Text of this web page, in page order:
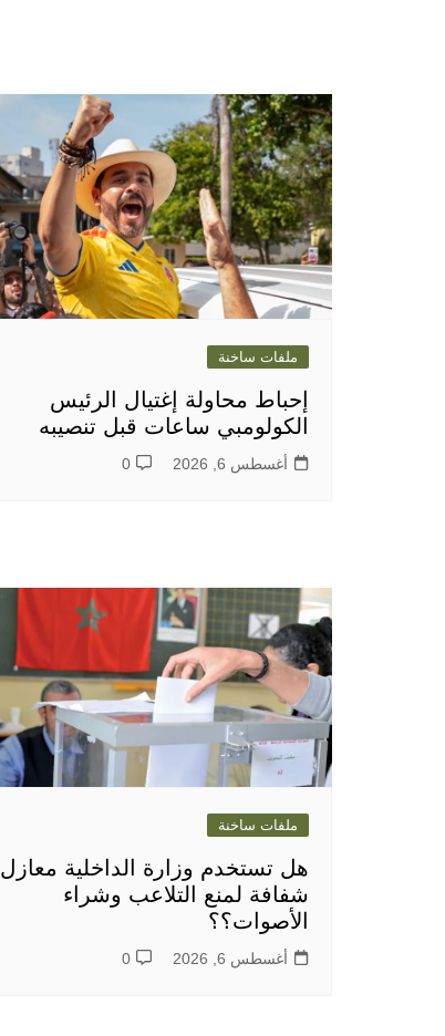
ملفات ساخنة
إحباط محاولة إغتيال الرئيس
الكولومبي ساعات قبل تنصيبه
أغسطس 6, 2026 0
ملفات ساخنة
هل تستخدم وزارة الداخلية معازل
شفافة لمنع التلاعب وشراء
الأصوات؟؟
أغسطس 6, 2026 0